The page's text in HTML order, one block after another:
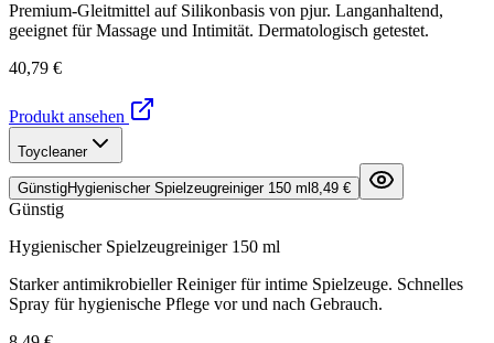
Premium-Gleitmittel auf Silikonbasis von pjur. Langanhaltend,
geeignet für Massage und Intimität. Dermatologisch getestet.
40,79 €
Produkt ansehen
Toycleaner
GünstigHygienischer Spielzeugreiniger 150 ml 8,49 €
Günstig
Hygienischer Spielzeugreiniger 150 ml
Starker antimikrobieller Reiniger für intime Spielzeuge. Schnelles
Spray für hygienische Pflege vor und nach Gebrauch.